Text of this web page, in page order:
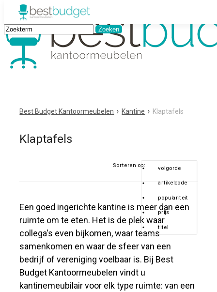
Best Budget Kantoormeubelen › Kantine › Klaptafels
Klaptafels
Sorteren op: volgorde
artikelcode
populariteit
prijs
titel
Een goed ingerichte kantine is meer dan een
ruimte om te eten. Het is de plek waar
collega's even bijkomen, waar teams
samenkomen en waar de sfeer van een
bedrijf of vereniging voelbaar is. Bij Best
Budget Kantoormeubelen vindt u
kantinemeubilair voor elk type ruimte: van een